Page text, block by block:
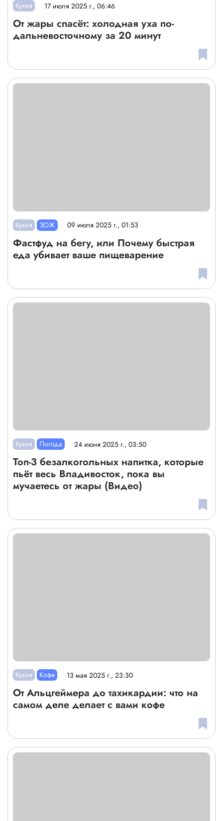
Кухня 17 июля 2025 г., 06:46
От жары спасёт: холодная уха по-
дальневосточному за 20 минут
Кухня ЗОЖ 09 июля 2025 г., 01:53
Фастфуд на бегу, или Почему быстрая
еда убивает ваше пищеварение
Кухня Погода 24 июня 2025 г., 03:50
Топ-3 безалкогольных напитка, которые
пьёт весь Владивосток, пока вы
мучаетесь от жары (Видео)
Кухня Кофе 13 мая 2025 г., 23:30
От Альцгеймера до тахикардии: что на
самом деле делает с вами кофе